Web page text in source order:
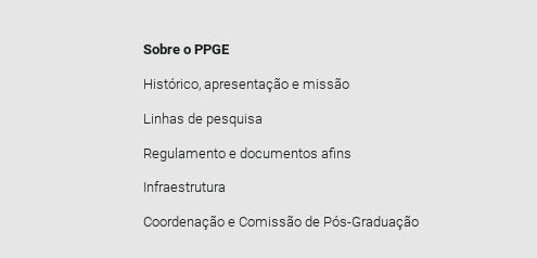
Sobre o PPGE
Histórico, apresentação e missão
Linhas de pesquisa
Regulamento e documentos afins
Infraestrutura
Coordenação e Comissão de Pós-Graduação